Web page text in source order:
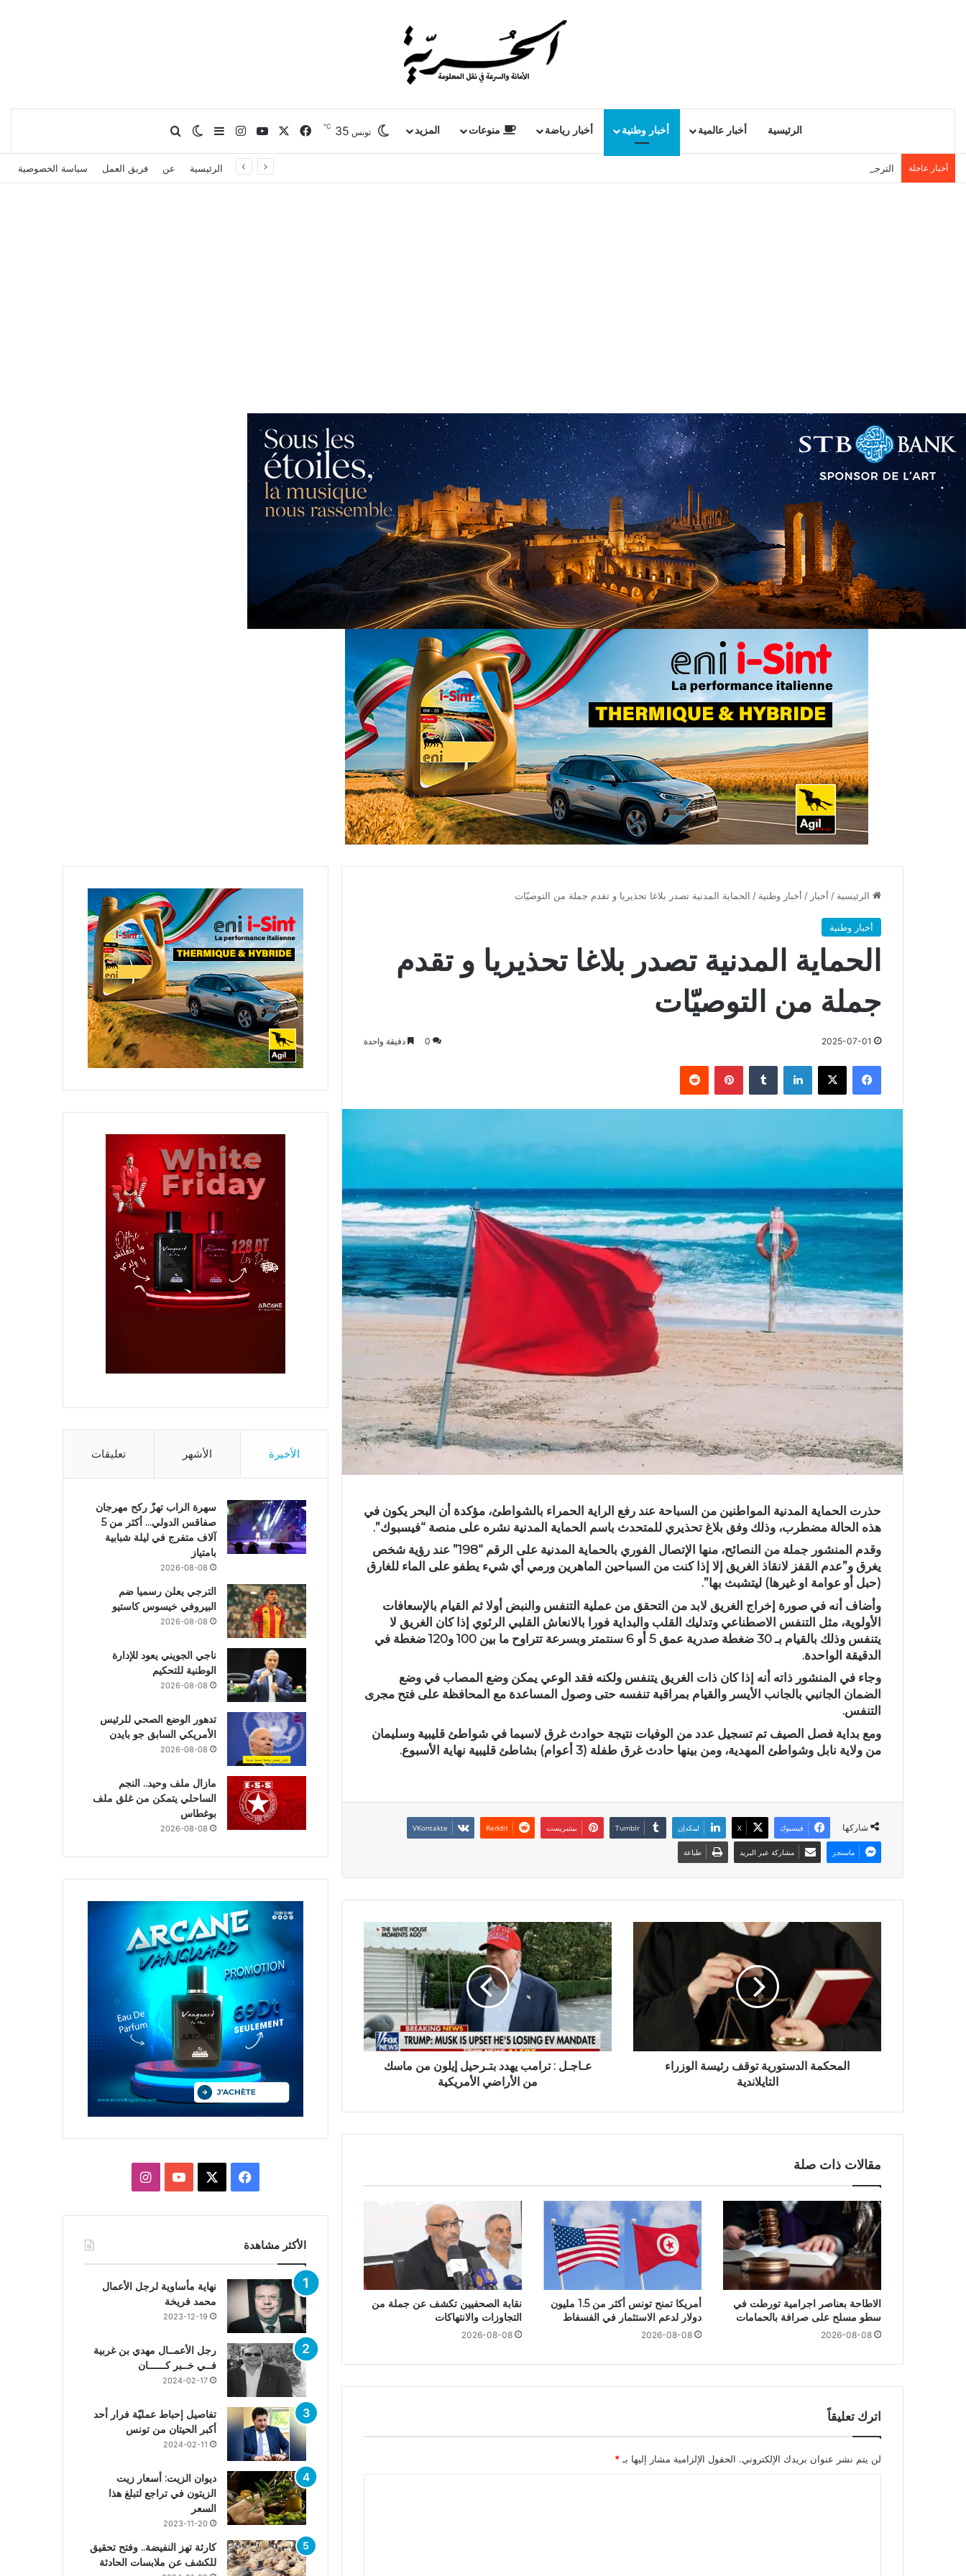
الرئيسية أخبار عالمية أخبار وطنية أخبار رياضة منوعات المزيد تونس 35
℃ فيسبوك يوتيوبانستقرامإضافة عمود جانبي
الوضع المظلم
بحث عن
أخبار عاجلة الترجي يعلن رسميا ضم البيروفي خيسوس كاستيو الرئيسية عن فريق العمل سياسة الخصوصية
الرئيسية / أخبار / أخبار وطنية / الحماية المدنية تصدر بلاغا تحذيريا و تقدم جملة من التوصيّات
أخبار وطنية
الحماية المدنية تصدر بلاغا تحذيريا و تقدم
جملة من التوصيّات
2025-07-01
0 دقيقة واحدة
فيسبوك X لينكدإن بينتيريست
حذرت الحماية المدنية المواطنين من السباحة عند رفع الراية الحمراء بالشواطئ، مؤكدة أن البحر يكون في
هذه الحالة مضطرب، وذلك وفق بلاغ تحذيري للمتحدث باسم الحماية المدنية نشره على منصة “فيسبوك”.
وقدم المنشور جملة من النصائح، منها الإتصال الفوري بالحماية المدنية على الرقم “198” عند رؤية شخص
يغرق و”عدم القفز لانقاذ الغريق إلا إذا كنت من السباحين الماهرين ورمي أي شيء يطفو على الماء للغارق
(حبل أو عوامة او غيرها) ليتشبث بها”.
وأضاف أنه في صورة إخراج الغريق لابد من التحقق من عملية التنفس والنبض أولا ثم القيام بالإسعافات
الأولوية، مثل التنفس الاصطناعي وتدليك القلب والبداية فورا بالانعاش القلبي الرئوي إذا كان الغريق لا
يتنفس وذلك بالقيام بـ 30 ضغطة صدرية عمق 5 أو 6 سنتمتر وبسرعة تتراوح ما بين 100 و120 ضغطة في
الدقيقة الواحدة.
وجاء في المنشور ذاته أنه إذا كان ذات الغريق يتنفس ولكنه فقد الوعي يمكن وضع المصاب في وضع
الضمان الجانبي بالجانب الأيسر والقيام بمراقبة تنفسه حتى وصول المساعدة مع المحافظة على فتح مجرى
التنفس.
ومع بداية فصل الصيف تم تسجيل عدد من الوفيات نتيجة حوادث غرق لاسيما في شواطئ قليبية وسليمان
من ولاية نابل وشواطئ المهدية، ومن بينها حادث غرق طفلة (3 أعوام) بشاطئ قليبية نهاية الأسبوع.
شاركها فيسبوك X لينكدإن بينتيريست
ماسنجر مشاركة عبر البريد طباعة
المحكمة الدستورية توقف رئيسة الوزراء
التايلاندية
عـاجـل : ترامب يهدد بتـرحيل إيلون من ماسك
من الأراضي الأمريكية
مقالات ذات صلة
الاطاحة بعناصر اجرامية تورطت في
سطو مسلح على صرافة بالحمامات
2026-08-08
أمريكا تمنح تونس أكثر من 1.5 مليون
دولار لدعم الاستثمار في الفسفاط
2026-08-08
نقابة الصحفيين تكشف عن جملة من
التجاوزات والانتهاكات
2026-08-08
اترك تعليقاً
لن يتم نشر عنوان بريدك الإلكتروني. الحقول الإلزامية مشار إليها بـ *
الأخيرة الأشهر تعليقات
سهرة الراب تهزّ ركح مهرجان
صفاقس الدولي… أكثر من 5
آلاف متفرج في ليلة شبابية
بامتياز
2026-08-08
الترجي يعلن رسميا ضم
البيروفي خيسوس كاستيو
2026-08-08
ناجي الجويني يعود للإدارة
الوطنية للتحكيم
2026-08-08
تدهور الوضع الصحي للرئيس
الأمريكي السابق جو بايدن
2026-08-08
مازال ملف وحيد.. النجم
الساحلي يتمكن من غلق ملف
بوغطاس
2026-08-08
فيسبوك يوتيوبانستقرام
الأكثر مشاهدة
نهاية مأساوية لرجل الأعمال
محمد فريخة
2023-12-19
رجل الأعمــال مهدي بن غربية
فــي خــبر كــــــان
2024-02-17
تفاصيل إحباط عمليّة فرار أحد
أكبر الحيتان من تونس
2024-02-11
ديوان الزيت: أسعار زيت
الزيتون في تراجع لتبلغ هذا
السعر
2023-11-20
كارثة تهز النفيضة.. وفتح تحقيق
للكشف عن ملابسات الحادثة